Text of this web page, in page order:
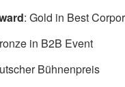
: Gold in Best
in B2B Event
Bühnenpreis